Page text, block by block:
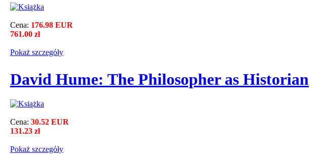
Cena: 176.98 EUR
761.00 zł
Pokaż szczegόły
David Hume: The Philosopher as Historian
Cena: 30.52 EUR
131.23 zł
Pokaż szczegόły